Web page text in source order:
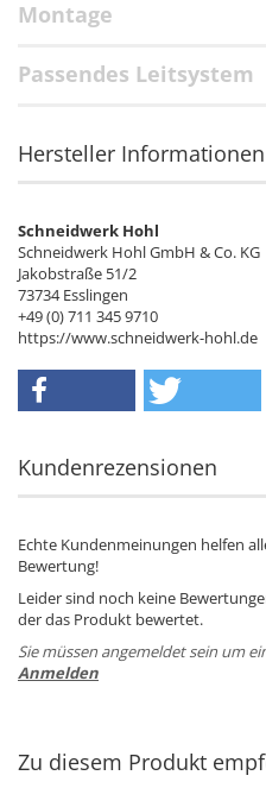
Montage
Passendes Leitsystem
Hersteller Informationen
Schneidwerk Hohl
Schneidwerk Hohl GmbH & Co. KG
Jakobstraße 51/2
73734 Esslingen
+49 (0) 711 345 9710
https://www.schneidwerk-hohl.de
Kundenrezensionen
Echte Kundenmeinungen helfen
Bewertung!
Leider sind noch keine
der das Produkt bewertet.
Sie müssen angemeldet sein um
Anmelden
Zu diesem Produkt